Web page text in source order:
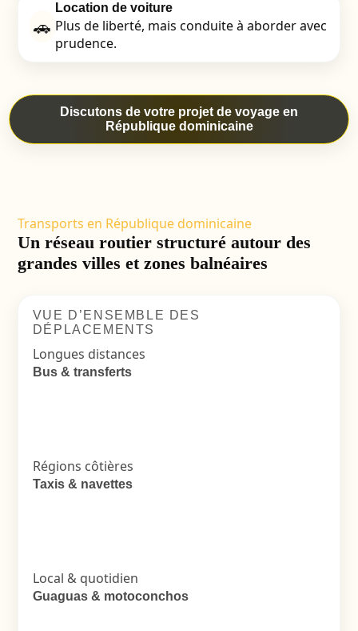
🚗
Location de voiture
Plus de liberté, mais conduite à aborder avec
prudence.
Discutons de votre projet de voyage en
République dominicaine
Transports en République dominicaine
Un réseau routier structuré autour des
grandes villes et zones balnéaires
VUE D’ENSEMBLE DES
DÉPLACEMENTS
Longues distances
Bus & transferts
Régions côtières
Taxis & navettes
Local & quotidien
Guaguas & motoconchos